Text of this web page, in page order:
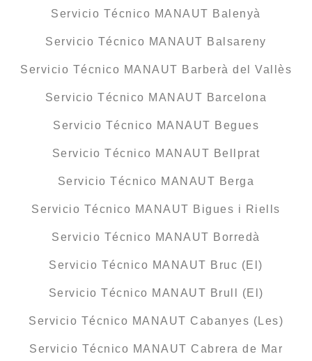
Servicio Técnico MANAUT Balenyà
Servicio Técnico MANAUT Balsareny
Servicio Técnico MANAUT Barberà del Vallès
Servicio Técnico MANAUT Barcelona
Servicio Técnico MANAUT Begues
Servicio Técnico MANAUT Bellprat
Servicio Técnico MANAUT Berga
Servicio Técnico MANAUT Bigues i Riells
Servicio Técnico MANAUT Borredà
Servicio Técnico MANAUT Bruc (El)
Servicio Técnico MANAUT Brull (El)
Servicio Técnico MANAUT Cabanyes (Les)
Servicio Técnico MANAUT Cabrera de Mar